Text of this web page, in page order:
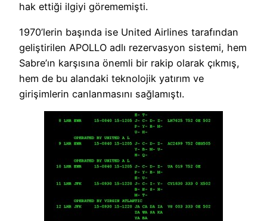
hak ettiği ilgiyi görememişti.
1970’lerin başında ise United Airlines tarafından
geliştirilen APOLLO adlı rezervasyon sistemi, hem
Sabre’ın karşısına önemli bir rakip olarak çıkmış,
hem de bu alandaki teknolojik yatırım ve
girişimlerin canlanmasını sağlamıştı.